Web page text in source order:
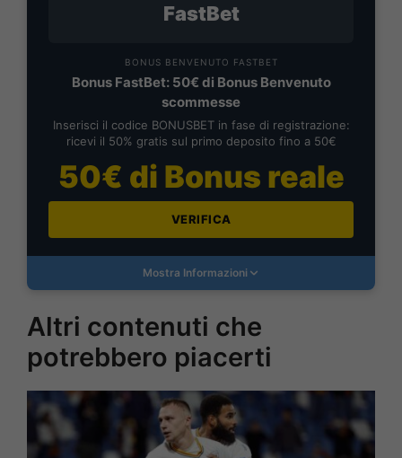
FastBet
BONUS BENVENUTO FASTBET
Bonus FastBet: 50€ di Bonus Benvenuto
scommesse
Inserisci il codice BONUSBET in fase di registrazione:
ricevi il 50% gratis sul primo deposito fino a 50€
50€ di Bonus reale
VERIFICA
Mostra Informazioni
Altri contenuti che
potrebbero piacerti